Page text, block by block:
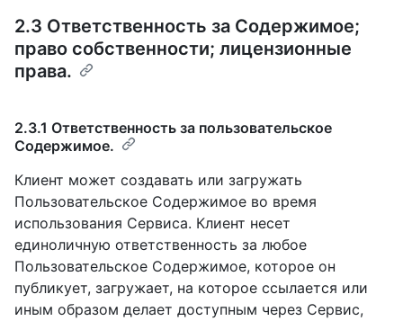
2.3 Ответственность за Содержимое;
право собственности; лицензионные
права.
2.3.1 Ответственность за пользовательское
Содержимое.
Клиент может создавать или загружать
Пользовательское Содержимое во время
использования Сервиса. Клиент несет
единоличную ответственность за любое
Пользовательское Содержимое, которое он
публикует, загружает, на которое ссылается или
иным образом делает доступным через Сервис,